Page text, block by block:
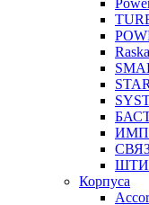
Корпуса